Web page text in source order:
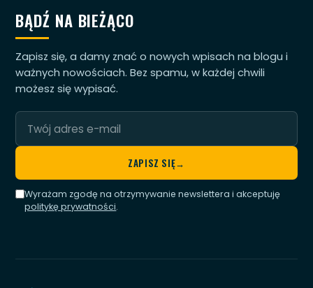
BĄDŹ NA BIEŻĄCO
Zapisz się, a damy znać o nowych wpisach na blogu i
ważnych nowościach. Bez spamu, w każdej chwili
możesz się wypisać.
Twój
adres
e-
mail
ZAPISZ SIĘ→
Wyrażam zgodę na otrzymywanie newslettera i akceptuję
politykę prywatności.